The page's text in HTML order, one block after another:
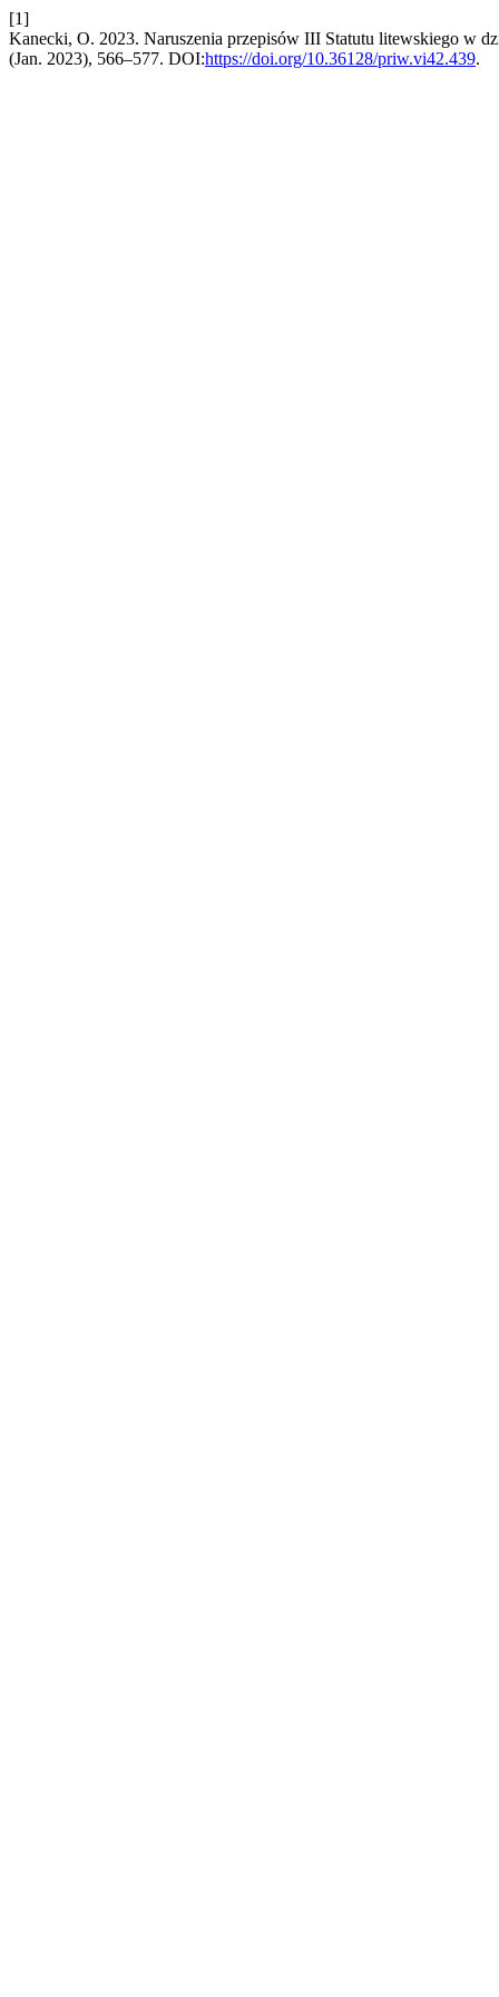
[1]
Kanecki, O. 2023. Naruszenia przepisów III Statutu litewskiego w
(Jan. 2023), 566–577. DOI:https://doi.org/10.36128/priw.vi42.439.